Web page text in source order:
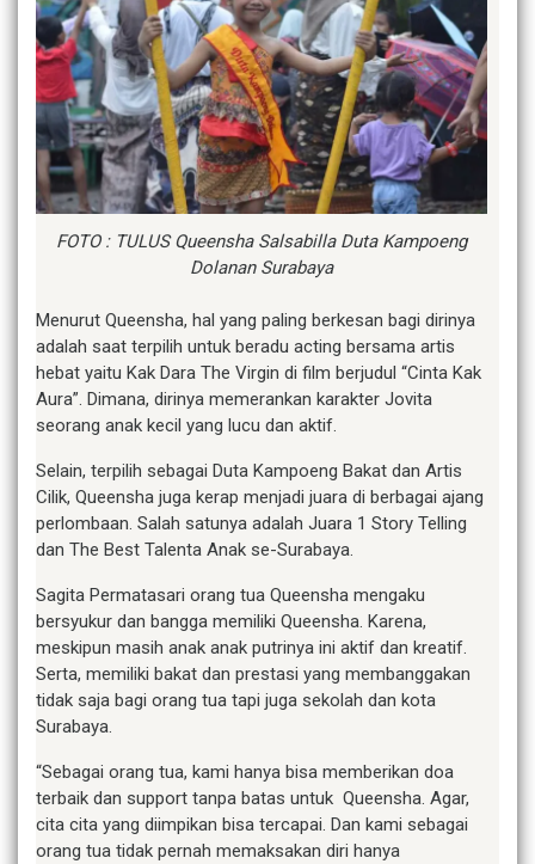
FOTO : TULUS Queensha Salsabilla Duta Kampoeng
Dolanan Surabaya
Menurut Queensha, hal yang paling berkesan bagi dirinya
adalah saat terpilih untuk beradu acting bersama artis
hebat yaitu Kak Dara The Virgin di film berjudul “Cinta Kak
Aura”. Dimana, dirinya memerankan karakter Jovita
seorang anak kecil yang lucu dan aktif.
Selain, terpilih sebagai Duta Kampoeng Bakat dan Artis
Cilik, Queensha juga kerap menjadi juara di berbagai ajang
perlombaan. Salah satunya adalah Juara 1 Story Telling
dan The Best Talenta Anak se-Surabaya.
Sagita Permatasari orang tua Queensha mengaku
bersyukur dan bangga memiliki Queensha. Karena,
meskipun masih anak anak putrinya ini aktif dan kreatif.
Serta, memiliki bakat dan prestasi yang membanggakan
tidak saja bagi orang tua tapi juga sekolah dan kota
Surabaya.
“Sebagai orang tua, kami hanya bisa memberikan doa
terbaik dan support tanpa batas untuk Queensha. Agar,
cita cita yang diimpikan bisa tercapai. Dan kami sebagai
orang tua tidak pernah memaksakan diri hanya